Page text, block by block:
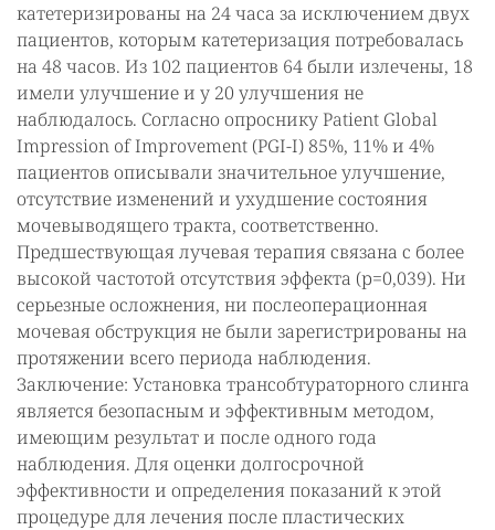
катетеризированы на 24 часа за исключением двух
пациентов, которым катетеризация потребовалась
на 48 часов. Из 102 пациентов 64 были излечены, 18
имели улучшение и у 20 улучшения не
наблюдалось. Согласно опроснику Patient Global
Impression of Improvement (PGI-I) 85%, 11% и 4%
пациентов описывали значительное улучшение,
отсутствие изменений и ухудшение состояния
мочевыводящего тракта, соответственно.
Предшествующая лучевая терапия связана с более
высокой частотой отсутствия эффекта (р=0,039). Ни
серьезные осложнения, ни послеоперационная
мочевая обструкция не были зарегистрированы на
протяжении всего периода наблюдения.
Заключение: Установка трансобтураторного слинга
является безопасным и эффективным методом,
имеющим результат и после одного года
наблюдения. Для оценки долгосрочной
эффективности и определения показаний к этой
процедуре для лечения после пластических